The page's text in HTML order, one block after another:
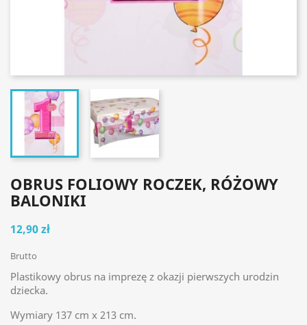
OBRUS FOLIOWY ROCZEK, RÓŻOWY
BALONIKI
12,90 zł
Brutto
Plastikowy obrus na imprezę z okazji pierwszych urodzin
dziecka.
Wymiary 137 cm x 213 cm.